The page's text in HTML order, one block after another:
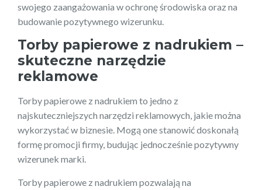
swojego zaangażowania w ochronę środowiska oraz na
budowanie pozytywnego wizerunku.
Torby papierowe z nadrukiem –
skuteczne narzędzie
reklamowe
Torby papierowe z nadrukiem to jedno z
najskuteczniejszych narzędzi reklamowych, jakie można
wykorzystać w biznesie. Mogą one stanowić doskonałą
formę promocji firmy, budując jednocześnie pozytywny
wizerunek marki.
Torby papierowe z nadrukiem pozwalają na